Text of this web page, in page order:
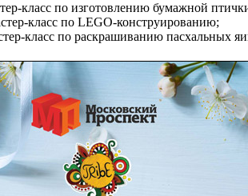
класс по изготовлению бумажной
класс по LEGO-конструированию;
класс по раскрашиванию пасхальных